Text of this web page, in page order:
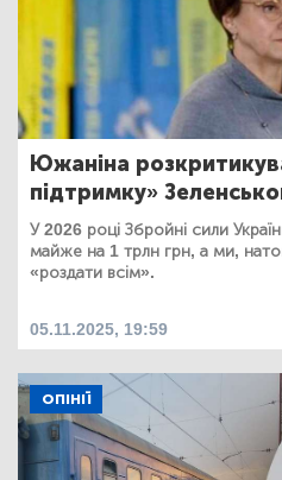
Южаніна
підтримку»
У 2026 році Збройні сили
майже на 1 трлн грн, а ми,
«роздати всім».
05.11.2025, 19:59
ОПІНІЇ